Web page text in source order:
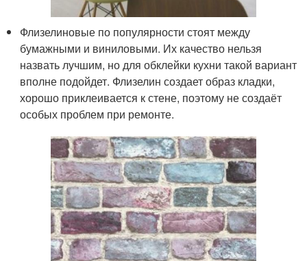
Флизелиновые по популярности стоят между
бумажными и виниловыми. Их качество нельзя
назвать лучшим, но для обклейки кухни такой вариант
вполне подойдет. Флизелин создает образ кладки,
хорошо приклеивается к стене, поэтому не создаёт
особых проблем при ремонте.